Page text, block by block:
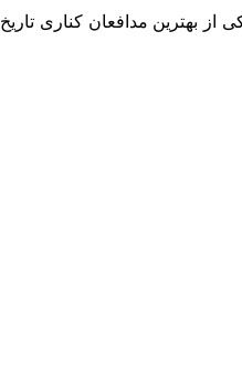
از بهترین مدافعان کناری تاریخ